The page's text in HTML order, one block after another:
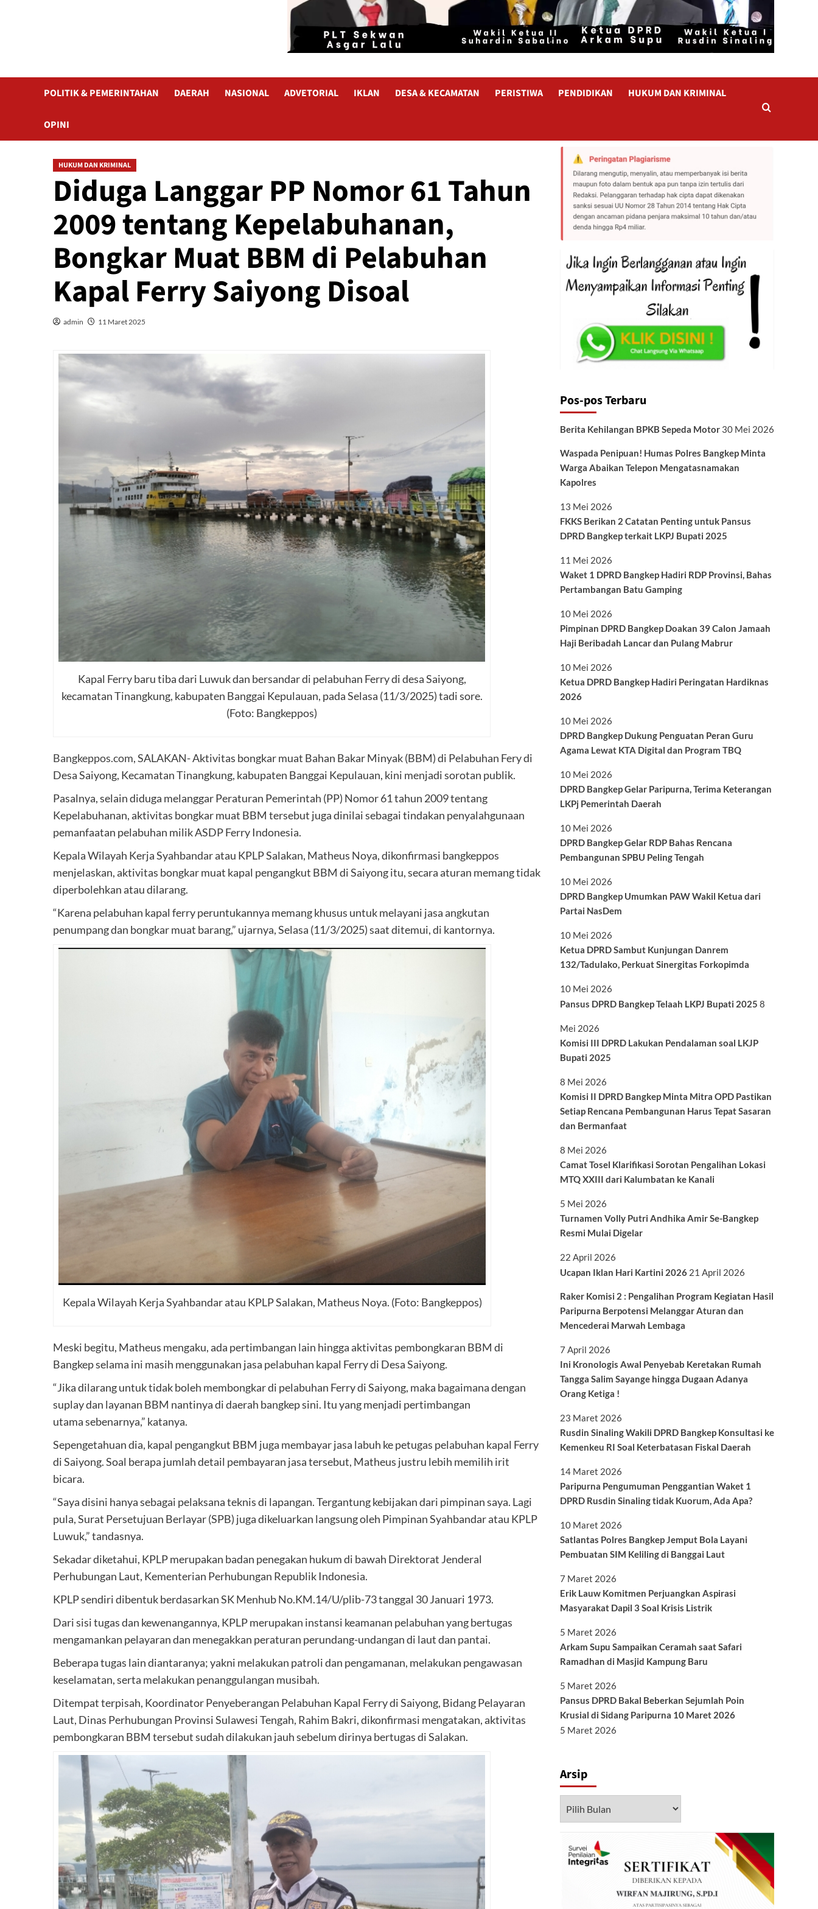
POLITIK & PEMERINTAHAN DAERAH NASIONAL ADVETORIAL IKLAN DESA & KECAMATAN PERISTIWA PENDIDIKAN HUKUM DAN KRIMINAL
OPINI
HUKUM DAN KRIMINAL
Diduga Langgar PP Nomor 61 Tahun
2009 tentang Kepelabuhanan,
Bongkar Muat BBM di Pelabuhan
Kapal Ferry Saiyong Disoal
admin 11 Maret 2025
Kapal Ferry baru tiba dari Luwuk dan bersandar di pelabuhan Ferry di desa Saiyong,
kecamatan Tinangkung, kabupaten Banggai Kepulauan, pada Selasa (11/3/2025) tadi sore.
(Foto: Bangkeppos)
Bangkeppos.com, SALAKAN- Aktivitas bongkar muat Bahan Bakar Minyak (BBM) di Pelabuhan Fery di
Desa Saiyong, Kecamatan Tinangkung, kabupaten Banggai Kepulauan, kini menjadi sorotan publik.
Pasalnya, selain diduga melanggar Peraturan Pemerintah (PP) Nomor 61 tahun 2009 tentang
Kepelabuhanan, aktivitas bongkar muat BBM tersebut juga dinilai sebagai tindakan penyalahgunaan
pemanfaatan pelabuhan milik ASDP Ferry Indonesia.
Kepala Wilayah Kerja Syahbandar atau KPLP Salakan, Matheus Noya, dikonfirmasi bangkeppos
menjelaskan, aktivitas bongkar muat kapal pengangkut BBM di Saiyong itu, secara aturan memang tidak
diperbolehkan atau dilarang.
“Karena pelabuhan kapal ferry peruntukannya memang khusus untuk melayani jasa angkutan
penumpang dan bongkar muat barang,” ujarnya, Selasa (11/3/2025) saat ditemui, di kantornya.
Kepala Wilayah Kerja Syahbandar atau KPLP Salakan, Matheus Noya. (Foto: Bangkeppos)
Meski begitu, Matheus mengaku, ada pertimbangan lain hingga aktivitas pembongkaran BBM di
Bangkep selama ini masih menggunakan jasa pelabuhan kapal Ferry di Desa Saiyong.
“Jika dilarang untuk tidak boleh membongkar di pelabuhan Ferry di Saiyong, maka bagaimana dengan
suplay dan layanan BBM nantinya di daerah bangkep sini. Itu yang menjadi pertimbangan
utama sebenarnya,” katanya.
Sepengetahuan dia, kapal pengangkut BBM juga membayar jasa labuh ke petugas pelabuhan kapal Ferry
di Saiyong. Soal berapa jumlah detail pembayaran jasa tersebut, Matheus justru lebih memilih irit
bicara.
“Saya disini hanya sebagai pelaksana teknis di lapangan. Tergantung kebijakan dari pimpinan saya. Lagi
pula, Surat Persetujuan Berlayar (SPB) juga dikeluarkan langsung oleh Pimpinan Syahbandar atau KPLP
Luwuk,” tandasnya.
Sekadar diketahui, KPLP merupakan badan penegakan hukum di bawah Direktorat Jenderal
Perhubungan Laut, Kementerian Perhubungan Republik Indonesia.
KPLP sendiri dibentuk berdasarkan SK Menhub No.KM.14/U/plib-73 tanggal 30 Januari 1973.
Dari sisi tugas dan kewenangannya, KPLP merupakan instansi keamanan pelabuhan yang bertugas
mengamankan pelayaran dan menegakkan peraturan perundang-undangan di laut dan pantai.
Beberapa tugas lain diantaranya; yakni melakukan patroli dan pengamanan, melakukan pengawasan
keselamatan, serta melakukan penanggulangan musibah.
Ditempat terpisah, Koordinator Penyeberangan Pelabuhan Kapal Ferry di Saiyong, Bidang Pelayaran
Laut, Dinas Perhubungan Provinsi Sulawesi Tengah, Rahim Bakri, dikonfirmasi mengatakan, aktivitas
pembongkaran BBM tersebut sudah dilakukan jauh sebelum dirinya bertugas di Salakan.
Pos-pos Terbaru
Berita Kehilangan BPKB Sepeda Motor 30 Mei 2026
Waspada Penipuan! Humas Polres Bangkep Minta
Warga Abaikan Telepon Mengatasnamakan
Kapolres
13 Mei 2026
FKKS Berikan 2 Catatan Penting untuk Pansus
DPRD Bangkep terkait LKPJ Bupati 2025
11 Mei 2026
Waket 1 DPRD Bangkep Hadiri RDP Provinsi, Bahas
Pertambangan Batu Gamping
10 Mei 2026
Pimpinan DPRD Bangkep Doakan 39 Calon Jamaah
Haji Beribadah Lancar dan Pulang Mabrur
10 Mei 2026
Ketua DPRD Bangkep Hadiri Peringatan Hardiknas
2026
10 Mei 2026
DPRD Bangkep Dukung Penguatan Peran Guru
Agama Lewat KTA Digital dan Program TBQ
10 Mei 2026
DPRD Bangkep Gelar Paripurna, Terima Keterangan
LKPj Pemerintah Daerah
10 Mei 2026
DPRD Bangkep Gelar RDP Bahas Rencana
Pembangunan SPBU Peling Tengah
10 Mei 2026
DPRD Bangkep Umumkan PAW Wakil Ketua dari
Partai NasDem
10 Mei 2026
Ketua DPRD Sambut Kunjungan Danrem
132/Tadulako, Perkuat Sinergitas Forkopimda
10 Mei 2026
Pansus DPRD Bangkep Telaah LKPJ Bupati 2025 8
Mei 2026
Komisi III DPRD Lakukan Pendalaman soal LKJP
Bupati 2025
8 Mei 2026
Komisi II DPRD Bangkep Minta Mitra OPD Pastikan
Setiap Rencana Pembangunan Harus Tepat Sasaran
dan Bermanfaat
8 Mei 2026
Camat Tosel Klarifikasi Sorotan Pengalihan Lokasi
MTQ XXIII dari Kalumbatan ke Kanali
5 Mei 2026
Turnamen Volly Putri Andhika Amir Se-Bangkep
Resmi Mulai Digelar
22 April 2026
Ucapan Iklan Hari Kartini 2026 21 April 2026
Raker Komisi 2 : Pengalihan Program Kegiatan Hasil
Paripurna Berpotensi Melanggar Aturan dan
Mencederai Marwah Lembaga
7 April 2026
Ini Kronologis Awal Penyebab Keretakan Rumah
Tangga Salim Sayange hingga Dugaan Adanya
Orang Ketiga !
23 Maret 2026
Rusdin Sinaling Wakili DPRD Bangkep Konsultasi ke
Kemenkeu RI Soal Keterbatasan Fiskal Daerah
14 Maret 2026
Paripurna Pengumuman Penggantian Waket 1
DPRD Rusdin Sinaling tidak Kuorum, Ada Apa?
10 Maret 2026
Satlantas Polres Bangkep Jemput Bola Layani
Pembuatan SIM Keliling di Banggai Laut
7 Maret 2026
Erik Lauw Komitmen Perjuangkan Aspirasi
Masyarakat Dapil 3 Soal Krisis Listrik
5 Maret 2026
Arkam Supu Sampaikan Ceramah saat Safari
Ramadhan di Masjid Kampung Baru
5 Maret 2026
Pansus DPRD Bakal Beberkan Sejumlah Poin
Krusial di Sidang Paripurna 10 Maret 2026
5 Maret 2026
Arsip